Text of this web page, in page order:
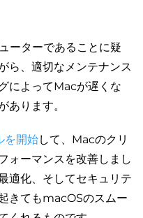
ーターであることに疑
ら、適切なメンテナンス
によってMacが遅くな
あります。
を開始して、Macのクリ
ォーマンスを改善しまし
適化、そしてセキュリテ
きてもmacOSのスムー